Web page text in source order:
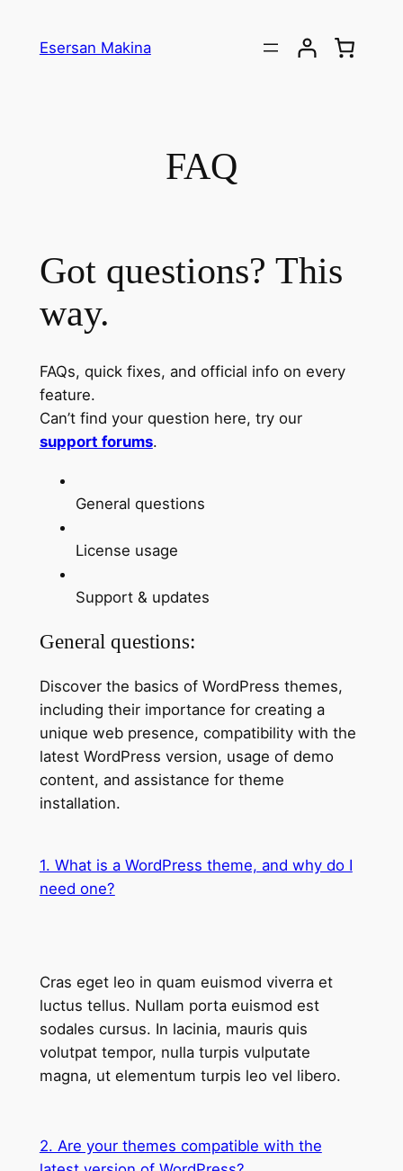
Esersan Makina
FAQ
Got questions? This
way.
FAQs, quick fixes, and official info on every
feature.
Can’t find your question here, try our
support forums.
General questions
License usage
Support & updates
General questions:
Discover the basics of WordPress themes,
including their importance for creating a
unique web presence, compatibility with the
latest WordPress version, usage of demo
content, and assistance for theme
installation.
1. What is a WordPress theme, and why do I
need one?
Cras eget leo in quam euismod viverra et
luctus tellus. Nullam porta euismod est
sodales cursus. In lacinia, mauris quis
volutpat tempor, nulla turpis vulputate
magna, ut elementum turpis leo vel libero.
2. Are your themes compatible with the